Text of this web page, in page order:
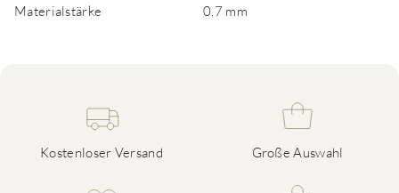
Materialstärke
0,7 mm
Kostenloser Versand Große Auswahl